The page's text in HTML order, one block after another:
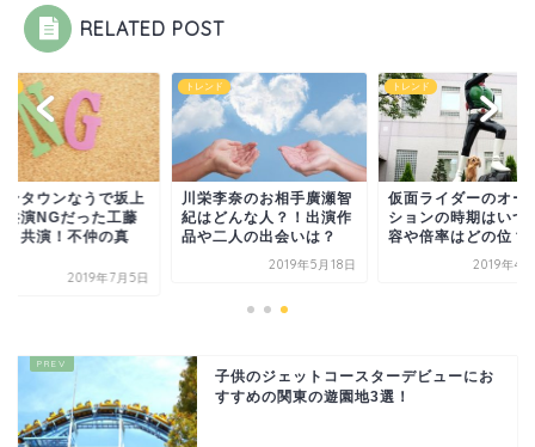
RELATED POST
ンタウンなうで坂上
共演NGだった工藤
と共演！不仲の真
2019年7月5日
トレンド
川栄李奈のお相手廣瀬智
紀はどんな人？！出演作
品や二人の出会いは？
2019年5月18日
トレンド
仮面ライダーのオー
ションの時期はいつ
容や倍率はどの位？
2019年4
子供のジェットコースターデビューにお
すすめの関東の遊園地3選！